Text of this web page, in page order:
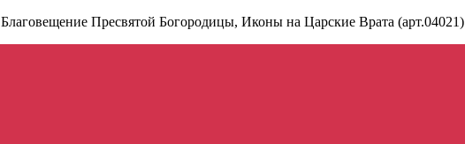
Благовещение Пресвятой Богородицы, Иконы на Царские Врата (арт.04021)